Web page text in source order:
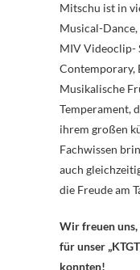
Mitschu ist in
Musical-Dance,
MIV Videoclip-
Contemporary,
Musikalische
Temperament,
ihrem großen
Fachwissen
auch
die Freude am
Wir freuen uns,
für unser
konnten!